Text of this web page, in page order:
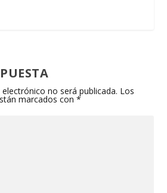
no será publicada. Los
marcados con*